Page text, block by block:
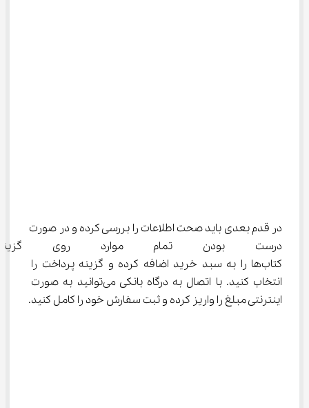
در قدم بعدی باید صحت اطلاعات را بررسی کرده و در صورت
درست بودن تمام موارد روی
کتاب‌ها را به سبد خرید اضافه کرده و گزینه پرداخت را
انتخاب کنید. با اتصال به درگاه بانکی می‌توانید به صورت
اینترنتی مبلغ را واریز کرده و ثبت سفارش خود را کامل کنید.